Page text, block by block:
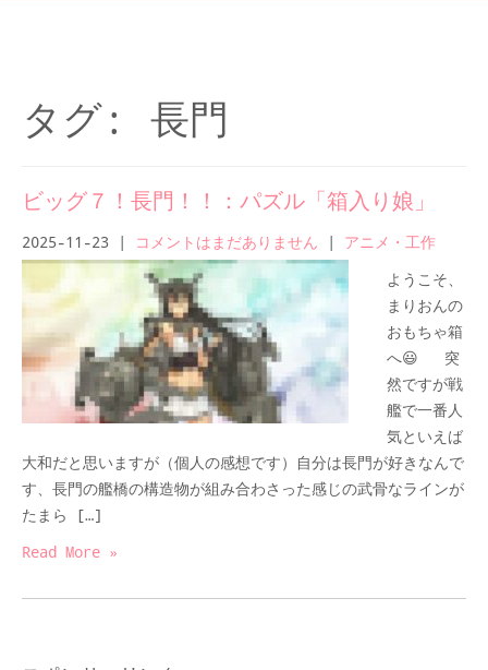
タグ: 長門
ビッグ７！長門！！：パズル「箱入り娘」
2025-11-23 コメントはまだありません アニメ・工作
ようこそ、
まりおんの
おもちゃ箱
へ😃 突
然ですが戦
艦で一番人
気といえば
大和だと思いますが（個人の感想です）自分は長門が好きなんで
す、長門の艦橋の構造物が組み合わさった感じの武骨なラインが
たまら […]
Read More »